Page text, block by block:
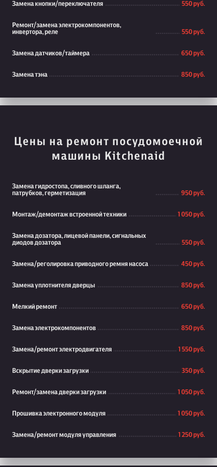
Замена кнопки/переключателя 550 руб.
Ремонт/замена электрокомпонентов,
инвертора, реле
550 руб.
Замена датчиков/таймера 650 руб.
Замена тэна 850 руб.
Цены на ремонт посудомоечной
машины Kitchenaid
Замена гидростопа, сливного шланга,
патрубков, герметизация
950 руб.
Монтаж/демонтаж встроенной техники 1 050 руб.
Замена дозатора, лицевой панели, сигнальных
диодов дозатора
550 руб.
Замена/реголировка приводного ремня насоса 450 руб.
Замена уплотнителя дверцы 850 руб.
Мелкий ремонт 650 руб.
Замена электрокомпонентов 850 руб.
Замена/ремонт электродвигателя 1 550 руб.
Вскрытие дверки загрузки 350 руб.
Ремонт/замена дверки загрузки 1 050 руб.
Прошивка электронного модуля 1 050 руб.
Замена/ремонт модуля управления 1 250 руб.